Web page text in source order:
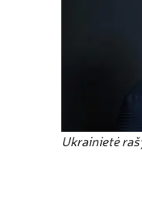
Ukrainietė